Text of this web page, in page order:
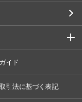
イド
引法に基づく表記